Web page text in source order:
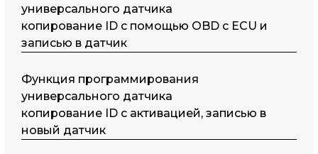
универсального датчика
копирование ID с помощью OBD с ECU и
записью в датчик
Функция программирования
универсального датчика
копирование ID с активацией, записью в
новый датчик